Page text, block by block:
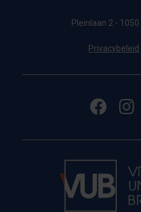
Pleinlaan 2 -
Privacybeleid